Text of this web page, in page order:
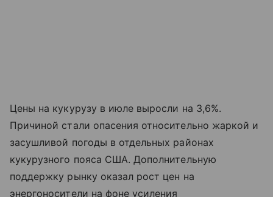
Цены на кукурузу в июле выросли на 3,6%.
Причиной стали опасения относительно жаркой и
засушливой погоды в отдельных районах
кукурузного пояса США. Дополнительную
поддержку рынку оказал рост цен на
энергоносители на фоне усиления